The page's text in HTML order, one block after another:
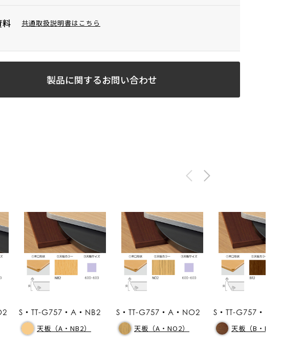
料 共通取扱説明書はこちら
製品に関するお問い合わせ
S・TT-G757・A・NB2
天板（A・NB2）
S・TT-G757・A・NO2
天板（A・NO2）
S・TT-G757・B・
天板（B・BR2